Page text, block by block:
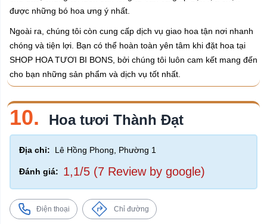
được những bó hoa ưng ý nhất.
Ngoài ra, chúng tôi còn cung cấp dịch vụ giao hoa tận nơi nhanh
chóng và tiện lợi. Bạn có thể hoàn toàn yên tâm khi đặt hoa tại
SHOP HOA TƯƠI BI BONS, bởi chúng tôi luôn cam kết mang đến
cho bạn những sản phẩm và dịch vụ tốt nhất.
10. Hoa tươi Thành Đạt
Địa chỉ: Lê Hồng Phong, Phường 1
Đánh giá: 1,1/5 (7 Review by google)
Điện thoại Chỉ đường